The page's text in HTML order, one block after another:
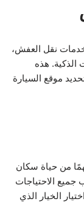
نقل العفش،
الذكية. هذه
موقع السيارة
من حياة سكان
جميع الاحتياجات
الخيار الذي